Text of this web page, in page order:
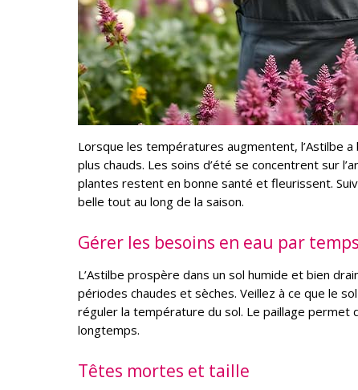
Lorsque les températures augmentent, l’Astilbe
plus chauds. Les soins d’été se concentrent sur
plantes restent en bonne santé et fleurissent.
belle tout au long de la saison.
Gérer les besoins en eau par
L’Astilbe prospère dans un sol humide et bien
périodes chaudes et sèches. Veillez à ce que le
réguler la température du sol. Le paillage permet
longtemps.
Têtes mortes et taille